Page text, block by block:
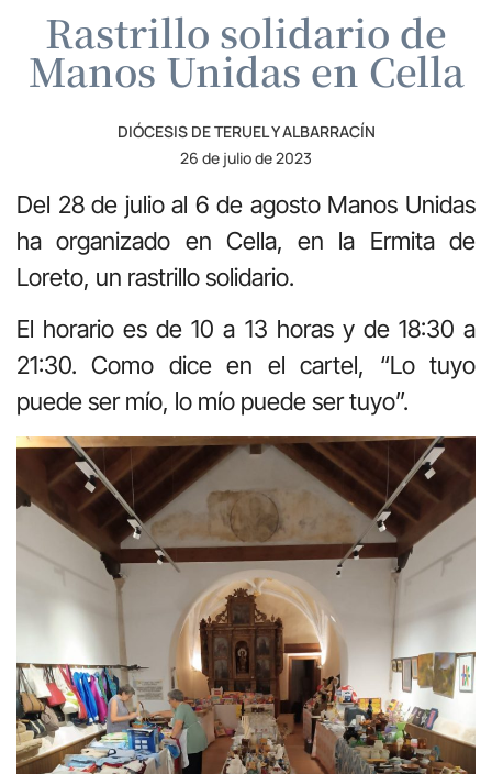
Rastrillo solidario de
Manos Unidas en Cella
DIÓCESIS DE TERUEL Y ALBARRACÍN
26 de julio de 2023
Del 28 de julio al 6 de agosto Manos Unidas
ha organizado en Cella, en la Ermita de
Loreto, un rastrillo solidario.
El horario es de 10 a 13 horas y de 18:30 a
21:30. Como dice en el cartel, “Lo tuyo
puede ser mío, lo mío puede ser tuyo”.